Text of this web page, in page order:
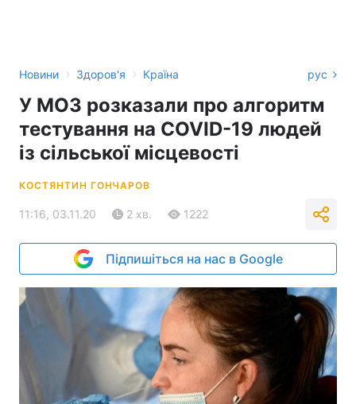
Новини › Здоров'я › Країна рус
У МОЗ розказали про алгоритм
тестування на COVID-19 людей
із сільської місцевості
КОСТЯНТИН ГОНЧАРОВ
11:16, 03.11.20 2 хв. 1222
Підпишіться на нас в Google